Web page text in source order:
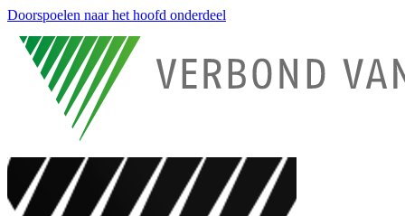
Doorspoelen naar het hoofd onderdeel